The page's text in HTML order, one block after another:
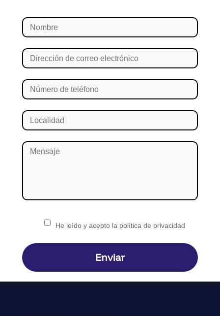
He leído y acepto la política de privacidad
Enviar